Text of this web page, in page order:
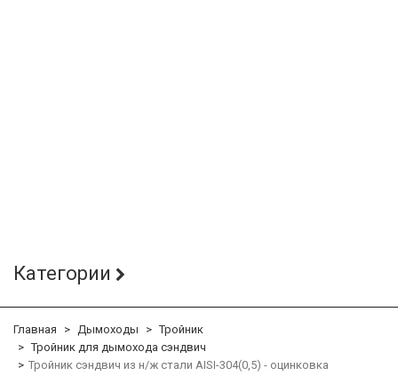
Категории
Главная Дымоходы
Тройник
Тройник для дымохода сэндвич
Тройник сэндвич из н/ж стали AISI-304(0,5) - оцинковка